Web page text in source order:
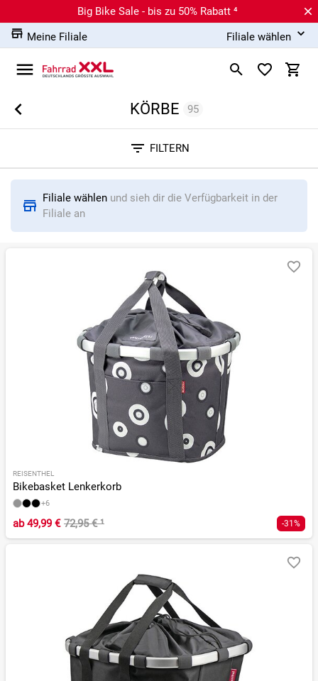
Big Bike Sale - bis zu 50% Rabatt ⁴
Meine Filiale
Filiale wählen
KÖRBE 95
FILTERN
Filiale wählen und sieh dir die Verfügbarkeit in der
Filiale an
REISENTHEL
Bikebasket Lenkerkorb
+6
ab49,99 € 72,95 €¹ -31%